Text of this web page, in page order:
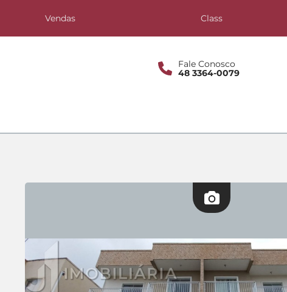
Vendas Class
Fale Conosco
48 3364-0079